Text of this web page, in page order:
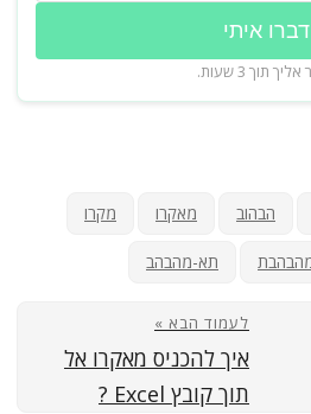
דברו איתי
תוך 3 שעות.
הבהוב מאקרו מקרו
תא-מהבהב
לעמוד הבא »
איך להכניס מאקרו אל
תוך קובץ Excel ?